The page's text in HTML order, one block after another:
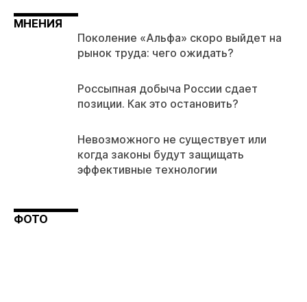
МНЕНИЯ
Поколение «Альфа» скоро выйдет на
рынок труда: чего ожидать?
Россыпная добыча России сдает
позиции. Как это остановить?
Невозможного не существует или
когда законы будут защищать
эффективные технологии
ФОТО